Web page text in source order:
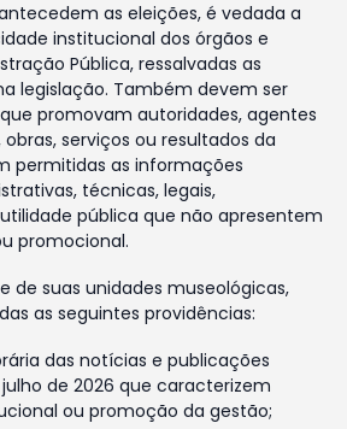
as eleições, é vedada a
institucional dos órgãos e
Pública, ressalvadas as
legislação. Também devem ser
promovam autoridades, agentes
serviços ou resultados da
permitidas as informações
técnicas, legais,
pública que não apresentem
promocional.
de suas unidades museológicas,
as seguintes providências:
das notícias e publicações
de 2026 que caracterizem
ou promoção da gestão;